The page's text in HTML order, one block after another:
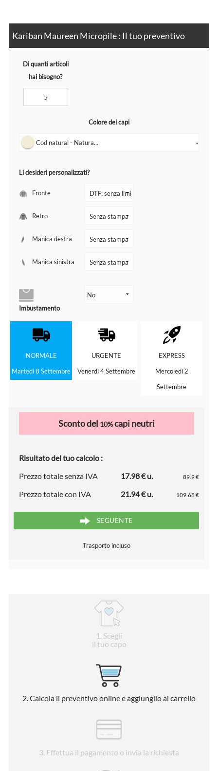
Kariban Maureen Micropile : Il tuo preventivo
Di quanti articoli
hai bisogno?
Colore dei capi
Cod natural - Natura... ▼
Li desideri personalizzati?
Fronte
Retro
Manica destra
Manica sinistra
Imbustamento
NORMALE
Martedì 8 Settembre
URGENTE
Venerdì 4 Settembre
EXPRESS
Mercoledì 2
Settembre
Sconto del 10%capi neutri
Risultato del tuo calcolo :
Prezzo totale senza IVA
17.98 € u. 89.9 €
Prezzo totale con IVA 21.94 € u. 109.68 €
SEGUENTE
Trasporto incluso
1 . Scegli
il tuo capo
2. Calcola il preventivo online e aggiungilo al carrello
3. Effettua il pagamento o invia la richiesta